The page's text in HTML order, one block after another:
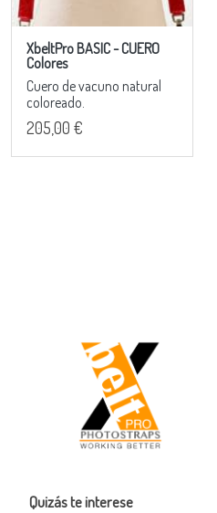
XbeltPro BASIC - CUERO
Colores
Cuero de vacuno natural
coloreado.
205,00 €
Quizás te interese